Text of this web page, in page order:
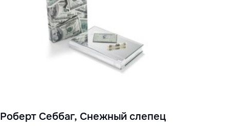
Роберт Себбаг, Снежный слепец